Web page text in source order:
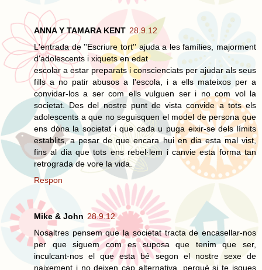
ANNA Y TAMARA KENT 28.9.12
L'entrada de ''Escriure tort'' ajuda a les famílies, majorment
d'adolescents i xiquets en edat
escolar a estar preparats i conscienciats per ajudar als seus
fills a no patir abusos a l'escola, i a ells mateixos per a
convidar-los a ser com ells vulguen ser i no com vol la
societat. Des del nostre punt de vista convide a tots els
adolescents a que no seguisquen el model de persona que
ens dóna la societat i que cada u puga eixir-se dels límits
establits, a pesar de que encara hui en dia esta mal vist,
fins al dia que tots ens rebel·lem i canvie esta forma tan
retrograda de vore la vida.
Respon
Mike & John 28.9.12
Nosaltres pensem que la societat tracta de encasellar-nos
per que siguem com es suposa que tenim que ser,
inculcant-nos el que esta bé segon el nostre sexe de
naixement i no deixen cap alternativa, perquè si te isques